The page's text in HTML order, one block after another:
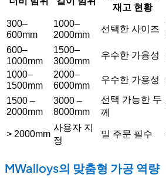
재고 현황
300–
600mm
1000–
2000mm
선택한 사이즈
600–
1000mm
1500–
3000mm
우수한 가용성
1000–
1500mm
2000–
6000mm
우수한 가용성
1500 –
2000mm
3000 –
8000mm
선택 가능한 두
께
> 2000mm
사용자 지
정
밀 주문 필수
MWalloys의 맞춤형 가공 역량